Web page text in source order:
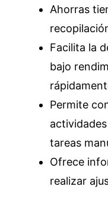
Ahorras
Facilita la
bajo
Permite
tareas
Ofrece
realizar